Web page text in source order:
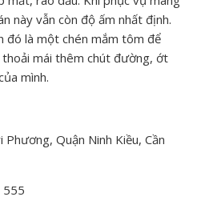
này vẫn còn độ ấm nhất định.
đó là một chén mắm tôm để
mái thêm chút đường, ớt
mình.
Quận Ninh Kiều, Cần